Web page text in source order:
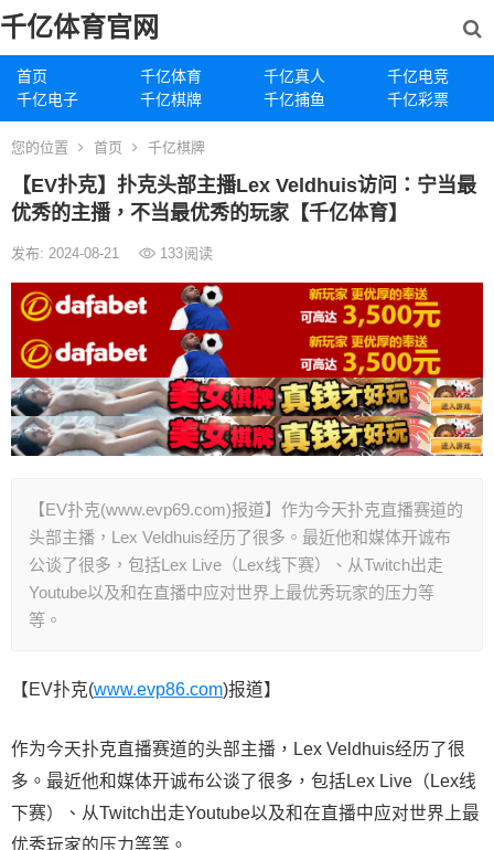
千亿体育官网
首页 千亿体育 千亿真人
千亿电竞
千亿电子
千亿棋牌 千亿捕鱼 千亿彩票
您的位置 首页 千亿棋牌
【EV扑克】扑克头部主播Lex Veldhuis访问：宁当最
优秀的主播，不当最优秀的玩家【千亿体育】
发布: 2024-08-21 133阅读
【EV扑克(www.evp69.com)报道】作为今天扑克直播赛道的
头部主播，Lex Veldhuis经历了很多。最近他和媒体开诚布
公谈了很多，包括Lex Live（Lex线下赛）、从Twitch出走
Youtube以及和在直播中应对世界上最优秀玩家的压力等
等。
【EV扑克(www.evp86.com)报道】
作为今天扑克直播赛道的头部主播，Lex Veldhuis经历了很
多。最近他和媒体开诚布公谈了很多，包括Lex Live（Lex线
下赛）、从Twitch出走Youtube以及和在直播中应对世界上最
优秀玩家的压力等等。